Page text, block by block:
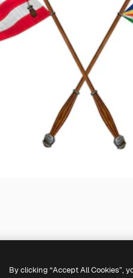
By clicking “Accept All Cookies”,